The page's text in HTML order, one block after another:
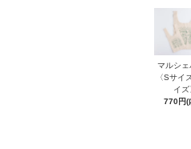
マルシェ
〈Sサイ
イズ
770円(